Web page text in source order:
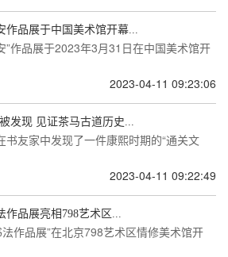
作品展于中国美术馆开幕...
”作品展于2023年3月31日在中国美术馆开
2023-04-11 09:23:06
发现 见证茶马古道历史...
书友家中发现了一件康熙时期的“通关文
2023-04-11 09:22:49
作品展亮相798艺术区...
作品展”在北京798艺术区情修美术馆开